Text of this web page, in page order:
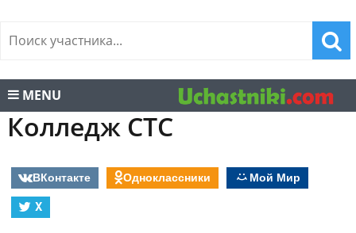
MENU
Колледж СТС
ВКонтакте Одноклассники
Мой Мир
X